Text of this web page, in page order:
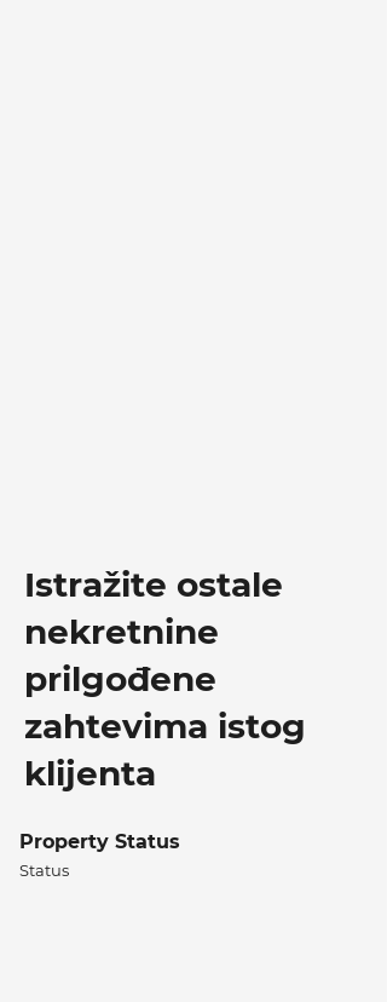
Istražite ostale
nekretnine
prilgođene
zahtevima istog
klijenta
Property Status
Status